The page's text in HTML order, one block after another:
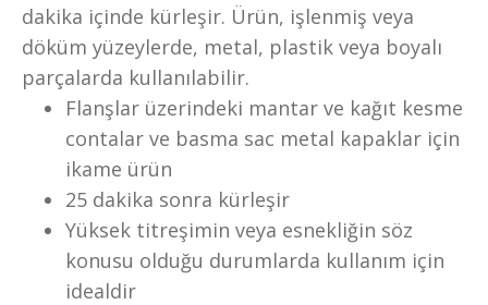
dakika içinde kürleşir. Ürün, işlenmiş veya
döküm yüzeylerde, metal, plastik veya boyalı
parçalarda kullanılabilir.
Flanşlar üzerindeki mantar ve kağıt kesme
contalar ve basma sac metal kapaklar için
ikame ürün
25 dakika sonra kürleşir
Yüksek titreşimin veya esnekliğin söz
konusu olduğu durumlarda kullanım için
idealdir